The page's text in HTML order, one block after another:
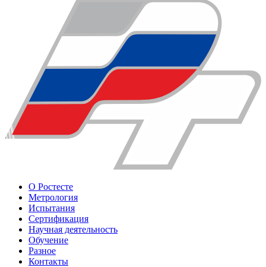
О Ростесте
Метрология
Испытания
Сертификация
Научная деятельность
Обучение
Разное
Контакты